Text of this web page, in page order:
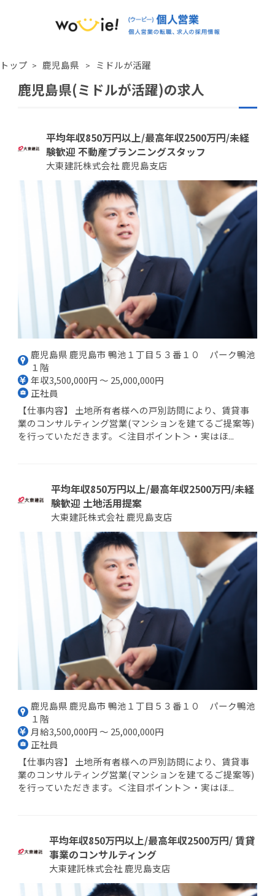
トップ 鹿児島県 ミドルが活躍
鹿児島県(ミドルが活躍)の求人
平均年収850万円以上/最高年収2500万円/未経
験歓迎 不動産プランニングスタッフ
大東建託株式会社 鹿児島支店
鹿児島県 鹿児島市 鴨池１丁目５３番１０ パーク鴨池
１階
年収3,500,000円 ～ 25,000,000円
正社員
【仕事内容】 土地所有者様への戸別訪問により、賃貸事
業のコンサルティング営業(マンションを建てるご提案等)
を行っていただきます。＜注目ポイント＞・実はほ...
平均年収850万円以上/最高年収2500万円/未経
験歓迎 土地活用提案
大東建託株式会社 鹿児島支店
鹿児島県 鹿児島市 鴨池１丁目５３番１０ パーク鴨池
１階
月給3,500,000円 ～ 25,000,000円
正社員
【仕事内容】 土地所有者様への戸別訪問により、賃貸事
業のコンサルティング営業(マンションを建てるご提案等)
を行っていただきます。＜注目ポイント＞・実はほ...
平均年収850万円以上/最高年収2500万円/ 賃貸
事業のコンサルティング
大東建託株式会社 鹿児島支店